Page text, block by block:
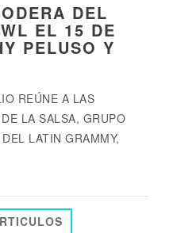
DEL
EL 15 DE
PELUSO Y
REÚNE A LAS
LA SALSA, GRUPO
LATIN GRAMMY,